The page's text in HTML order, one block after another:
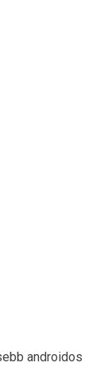
androidos